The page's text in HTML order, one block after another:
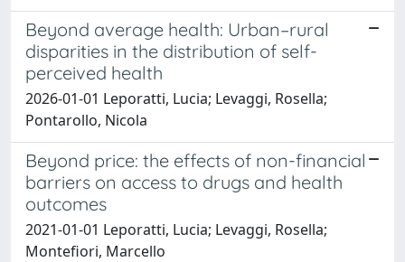
Beyond average health: Urban–rural
disparities in the distribution of self-
perceived health
2026-01-01 Leporatti, Lucia; Levaggi, Rosella;
Pontarollo, Nicola
Beyond price: the effects of non-financial
barriers on access to drugs and health
outcomes
2021-01-01 Leporatti, Lucia; Levaggi, Rosella;
Montefiori, Marcello